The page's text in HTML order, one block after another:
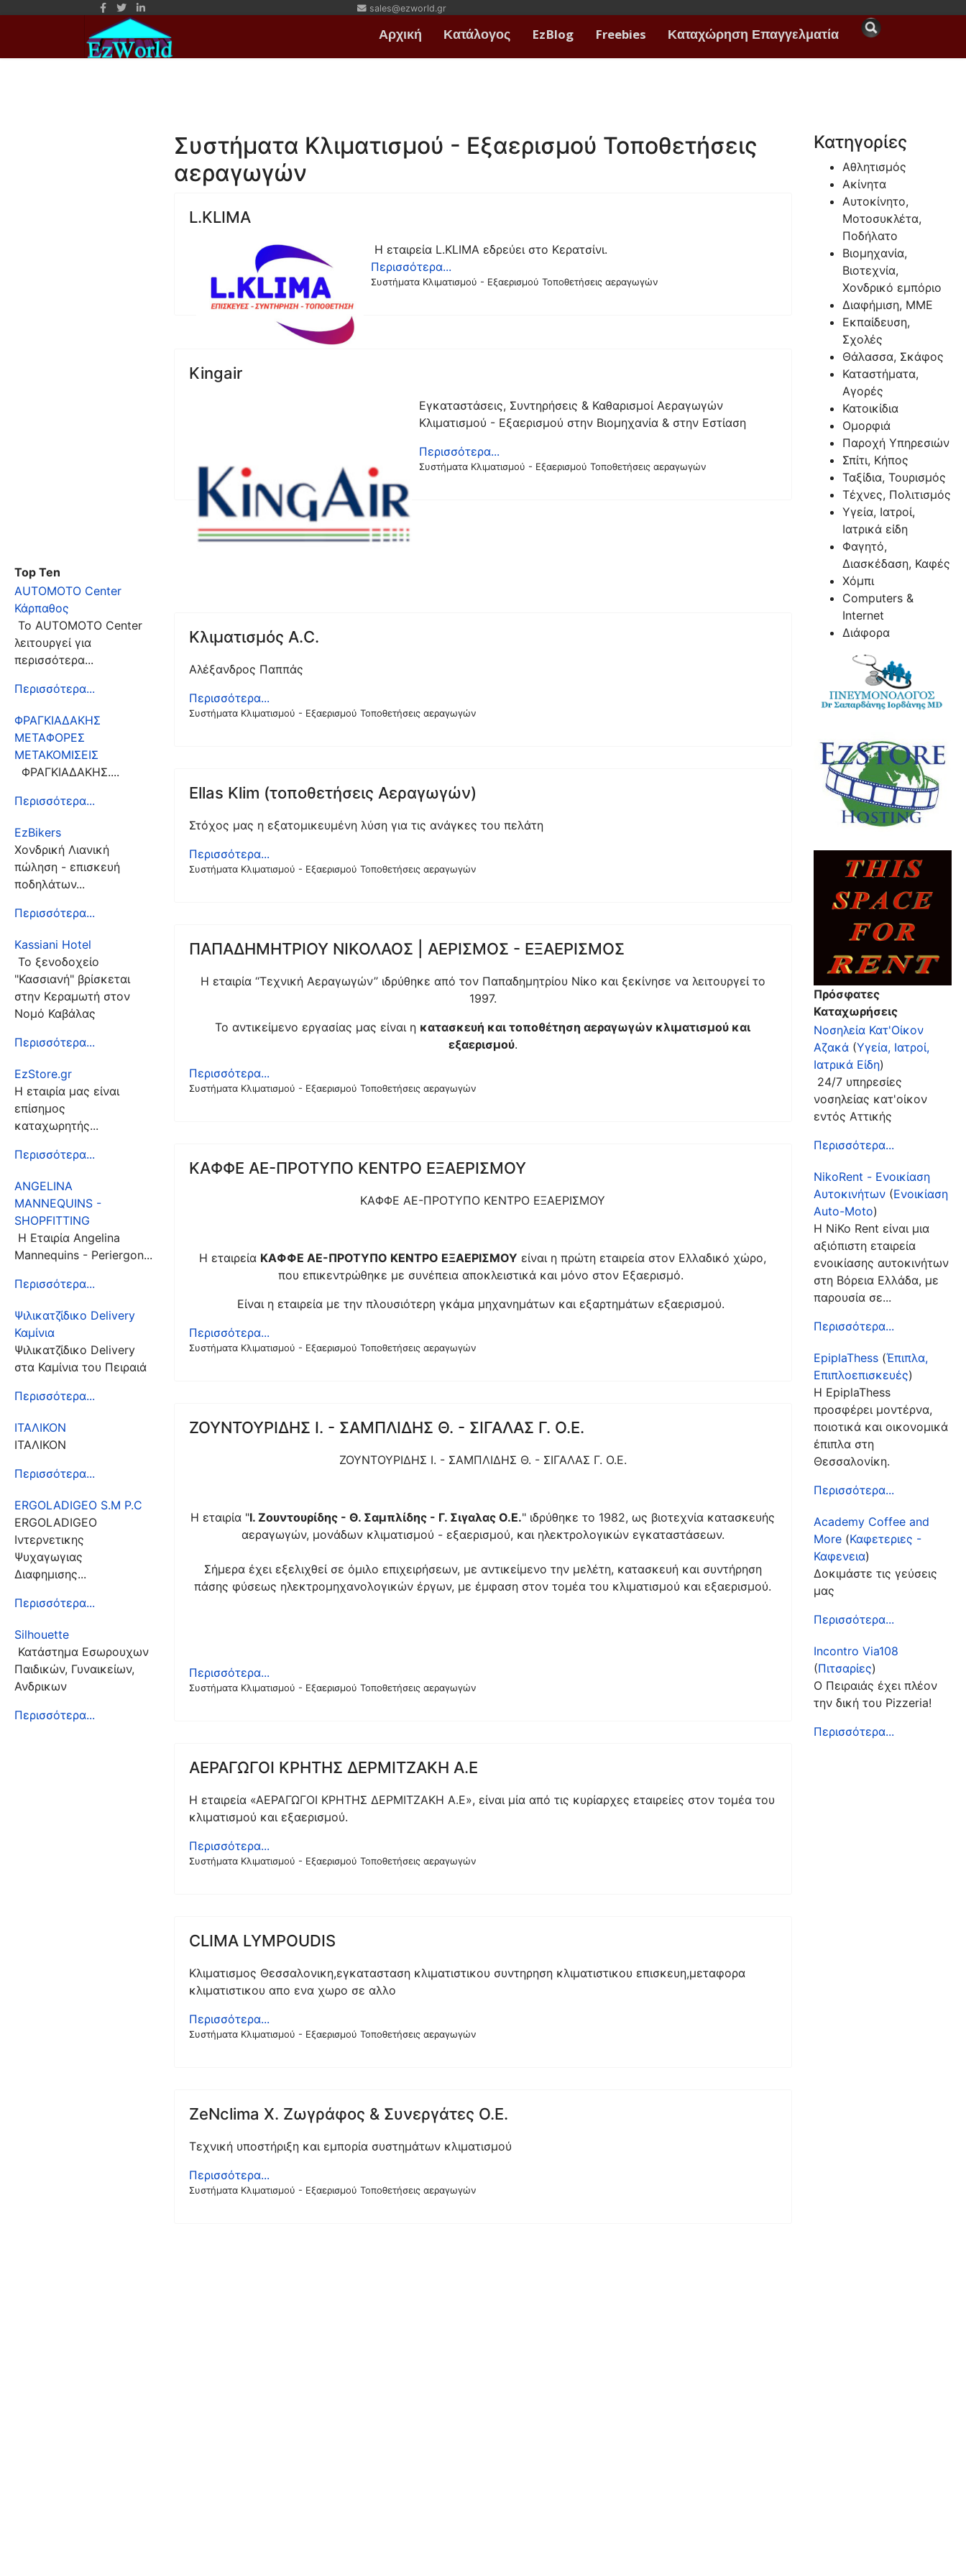
sales@ezworld.gr
Αρχική Κατάλογος EzBlog Freebies Καταχώρηση Επαγγελματία
Top Ten
AUTOMOTO Center
Κάρπαθος
Το AUTOMOTO Center
λειτουργεί για
περισσότερα...
Περισσότερα...
ΦΡΑΓΚΙΑΔΑΚΗΣ
ΜΕΤΑΦΟΡΕΣ
ΜΕΤΑΚΟΜΙΣΕΙΣ
ΦΡΑΓΚΙΑΔΑΚΗΣ....
Περισσότερα...
EzBikers
Χονδρική Λιανική
πώληση - επισκευή
ποδηλάτων...
Περισσότερα...
Kassiani Hotel
Το ξενοδοχείο
"Κασσιανή" βρίσκεται
στην Κεραμωτή στον
Νομό Καβάλας
Περισσότερα...
EzStore.gr
Η εταιρία μας είναι
επίσημος
καταχωρητής...
Περισσότερα...
ANGELINA
MANNEQUINS -
SHOPFITTING
Η Εταιρία Angelina
Mannequins - Periergon...
Περισσότερα...
Ψιλικατζίδικο Delivery
Καμίνια
Ψιλικατζίδικο Delivery
στα Καμίνια του Πειραιά
Περισσότερα...
ΙΤΑΛΙΚΟΝ
ΙΤΑΛΙΚΟΝ
Περισσότερα...
ERGOLADIGEO S.M P.C
ERGOLADIGEO
Iντερνετικης
Ψυχαγωγιας
Διαφημισης...
Περισσότερα...
Silhouette
Κατάστημα Εσωρουχων
Παιδικών, Γυναικείων,
Ανδρικων
Περισσότερα...
Συστήματα Κλιματισμού - Εξαερισμού Τοποθετήσεις
αεραγωγών
L.KLIMA
Η εταιρεία L.KLIMA εδρεύει στο Κερατσίνι.
Περισσότερα...
Συστήματα Κλιματισμού - Εξαερισμού Τοποθετήσεις αεραγωγών
Kingair
Εγκαταστάσεις, Συντηρήσεις & Καθαρισμοί Αεραγωγών
Κλιματισμού - Εξαερισμού στην Βιομηχανία & στην Εστίαση
Περισσότερα...
Συστήματα Κλιματισμού - Εξαερισμού Τοποθετήσεις αεραγωγών
Κλιματισμός A.C.
Αλέξανδρος Παππάς
Περισσότερα...
Συστήματα Κλιματισμού - Εξαερισμού Τοποθετήσεις αεραγωγών
Ellas Klim (τοποθετήσεις Αεραγωγών)
Στόχος μας η εξατομικευμένη λύση για τις ανάγκες του πελάτη
Περισσότερα...
Συστήματα Κλιματισμού - Εξαερισμού Τοποθετήσεις αεραγωγών
ΠΑΠΑΔΗΜΗΤΡΙΟΥ ΝΙΚΟΛΑΟΣ | ΑΕΡΙΣΜΟΣ - ΕΞΑΕΡΙΣΜΟΣ
Η εταιρία ‘‘Τεχνική Αεραγωγών’’ ιδρύθηκε από τον Παπαδημητρίου Νίκο και ξεκίνησε να λειτουργεί το
1997.
Το αντικείμενο εργασίας μας είναι η κατασκευή και τοποθέτηση αεραγωγών κλιματισμού και
εξαερισμού.
Περισσότερα...
Συστήματα Κλιματισμού - Εξαερισμού Τοποθετήσεις αεραγωγών
ΚΑΦΦΕ ΑΕ-ΠΡΟΤΥΠΟ ΚΕΝΤΡΟ ΕΞΑΕΡΙΣΜΟΥ
ΚΑΦΦΕ ΑΕ-ΠΡΟΤΥΠΟ ΚΕΝΤΡΟ ΕΞΑΕΡΙΣΜΟΥ
Η εταιρεία ΚΑΦΦΕ ΑΕ-ΠΡΟΤΥΠΟ ΚΕΝΤΡΟ ΕΞΑΕΡΙΣΜΟΥ είναι η πρώτη εταιρεία στον Ελλαδικό χώρο,
που επικεντρώθηκε με συνέπεια αποκλειστικά και μόνο στον Εξαερισμό.
Είναι η εταιρεία με την πλουσιότερη γκάμα μηχανημάτων και εξαρτημάτων εξαερισμού.
Περισσότερα...
Συστήματα Κλιματισμού - Εξαερισμού Τοποθετήσεις αεραγωγών
ΖΟΥΝΤΟΥΡΙΔΗΣ Ι. - ΣΑΜΠΛΙΔΗΣ Θ. - ΣΙΓΑΛΑΣ Γ. Ο.Ε.
ΖΟΥΝΤΟΥΡΙΔΗΣ Ι. - ΣΑΜΠΛΙΔΗΣ Θ. - ΣΙΓΑΛΑΣ Γ. Ο.Ε.
Η εταιρία "Ι. Ζουντουρίδης - Θ. Σαμπλίδης - Γ. Σιγαλας Ο.Ε." ιδρύθηκε το 1982, ως βιοτεχνία κατασκευής
αεραγωγών, μονάδων κλιματισμού - εξαερισμού, και ηλεκτρολογικών εγκαταστάσεων.
Σήμερα έχει εξελιχθεί σε όμιλο επιχειρήσεων, με αντικείμενο την μελέτη, κατασκευή και συντήρηση
πάσης φύσεως ηλεκτρομηχανολογικών έργων, με έμφαση στον τομέα του κλιματισμού και εξαερισμού.
Περισσότερα...
Συστήματα Κλιματισμού - Εξαερισμού Τοποθετήσεις αεραγωγών
ΑΕΡΑΓΩΓΟΙ ΚΡΗΤΗΣ ΔΕΡΜΙΤΖΑΚΗ Α.Ε
Η εταιρεία «ΑΕΡΑΓΩΓΟΙ ΚΡΗΤΗΣ ΔΕΡΜΙΤΖΑΚΗ Α.Ε», είναι μία από τις κυρίαρχες εταιρείες στον τομέα του
κλιματισμού και εξαερισμού.
Περισσότερα...
Συστήματα Κλιματισμού - Εξαερισμού Τοποθετήσεις αεραγωγών
CLIMA LYMPOUDIS
Κλιματισμος Θεσσαλονικη,εγκατασταση κλιματιστικου συντηρηση κλιματιστικου επισκευη,μεταφορα
κλιματιστικου απο ενα χωρο σε αλλο
Περισσότερα...
Συστήματα Κλιματισμού - Εξαερισμού Τοποθετήσεις αεραγωγών
ZeNclima Χ. Ζωγράφος & Συνεργάτες Ο.Ε.
Τεχνική υποστήριξη και εμπορία συστημάτων κλιματισμού
Περισσότερα...
Συστήματα Κλιματισμού - Εξαερισμού Τοποθετήσεις αεραγωγών
Κατηγορίες
Αθλητισμός
Ακίνητα
Αυτοκίνητο,
Μοτοσυκλέτα,
Ποδήλατο
Βιομηχανία,
Βιοτεχνία,
Χονδρικό εμπόριο
Διαφήμιση, ΜΜΕ
Εκπαίδευση,
Σχολές
Θάλασσα, Σκάφος
Καταστήματα,
Αγορές
Κατοικίδια
Ομορφιά
Παροχή Υπηρεσιών
Σπίτι, Κήπος
Ταξίδια, Τουρισμός
Τέχνες, Πολιτισμός
Υγεία, Ιατροί,
Ιατρικά είδη
Φαγητό,
Διασκέδαση, Καφές
Χόμπι
Computers &
Internet
Διάφορα
Πρόσφατες
Καταχωρήσεις
Νοσηλεία Κατ'Οίκον
Αζακά (Υγεία, Ιατροί,
Ιατρικά Είδη)
24/7 υπηρεσίες
νοσηλείας κατ'οίκον
εντός Αττικής
Περισσότερα...
NikoRent - Ενοικίαση
Αυτοκινήτων (Ενοικίαση
Auto-Moto)
Η NiKo Rent είναι μια
αξιόπιστη εταιρεία
ενοικίασης αυτοκινήτων
στη Βόρεια Ελλάδα, με
παρουσία σε...
Περισσότερα...
EpiplaThess (Έπιπλα,
Επιπλοεπισκευές)
Η EpiplaThess
προσφέρει μοντέρνα,
ποιοτικά και οικονομικά
έπιπλα στη
Θεσσαλονίκη.
Περισσότερα...
Academy Coffee and
More (Καφετεριες -
Καφενεια)
Δοκιμάστε τις γεύσεις
μας
Περισσότερα...
Incontro Via108
(Πιτσαρίες)
Ο Πειραιάς έχει πλέον
την δική του Pizzeria!
Περισσότερα...